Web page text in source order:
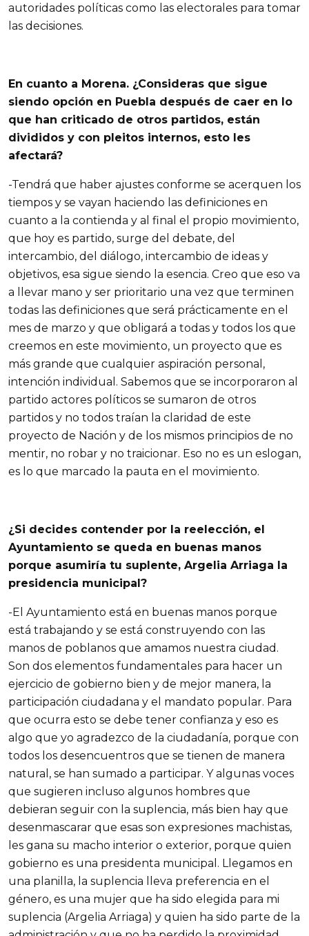
autoridades políticas como las electorales para tomar
las decisiones.
En cuanto a Morena. ¿Consideras que sigue
siendo opción en Puebla después de caer en lo
que han criticado de otros partidos, están
divididos y con pleitos internos, esto les
afectará?
-Tendrá que haber ajustes conforme se acerquen los
tiempos y se vayan haciendo las definiciones en
cuanto a la contienda y al final el propio movimiento,
que hoy es partido, surge del debate, del
intercambio, del diálogo, intercambio de ideas y
objetivos, esa sigue siendo la esencia. Creo que eso va
a llevar mano y ser prioritario una vez que terminen
todas las definiciones que será prácticamente en el
mes de marzo y que obligará a todas y todos los que
creemos en este movimiento, un proyecto que es
más grande que cualquier aspiración personal,
intención individual. Sabemos que se incorporaron al
partido actores políticos se sumaron de otros
partidos y no todos traían la claridad de este
proyecto de Nación y de los mismos principios de no
mentir, no robar y no traicionar. Eso no es un eslogan,
es lo que marcado la pauta en el movimiento.
¿Si decides contender por la reelección, el
Ayuntamiento se queda en buenas manos
porque asumiría tu suplente, Argelia Arriaga la
presidencia municipal?
-El Ayuntamiento está en buenas manos porque
está trabajando y se está construyendo con las
manos de poblanos que amamos nuestra ciudad.
Son dos elementos fundamentales para hacer un
ejercicio de gobierno bien y de mejor manera, la
participación ciudadana y el mandato popular. Para
que ocurra esto se debe tener confianza y eso es
algo que yo agradezco de la ciudadanía, porque con
todos los desencuentros que se tienen de manera
natural, se han sumado a participar. Y algunas voces
que sugieren incluso algunos hombres que
debieran seguir con la suplencia, más bien hay que
desenmascarar que esas son expresiones machistas,
les gana su macho interior o exterior, porque quien
gobierno es una presidenta municipal. Llegamos en
una planilla, la suplencia lleva preferencia en el
género, es una mujer que ha sido elegida para mi
suplencia (Argelia Arriaga) y quien ha sido parte de la